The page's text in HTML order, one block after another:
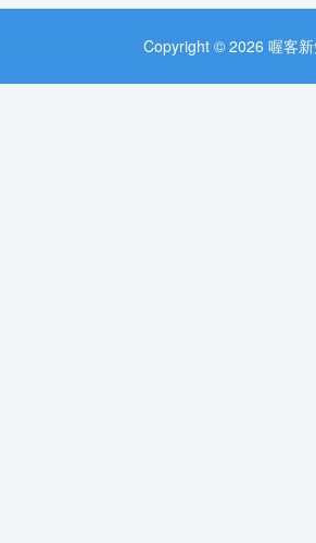
Copyright © 2026 喔客